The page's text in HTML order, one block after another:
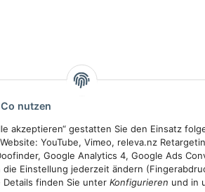
nutzen
akzeptieren“ gestatten Sie den Einsatz
YouTube, Vimeo, releva.nz
Google Analytics 4, Google Ads
die Einstellung jederzeit ändern
finden Sie unter Konfigurieren und in